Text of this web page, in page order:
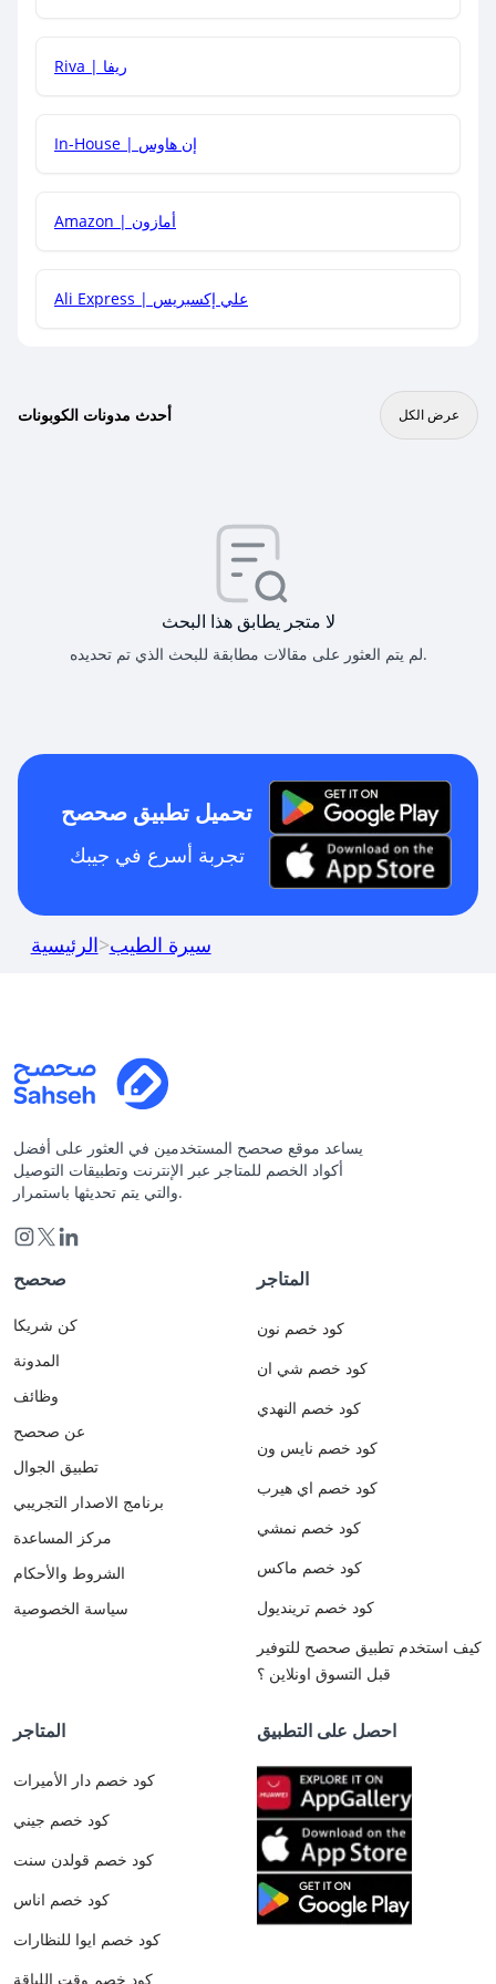
هل يمكنني جمع كود خصم مع العروض الأخرى؟
Riva | ريفا
In-House | إن هاوس
Amazon | أمازون
Ali Express | علي إكسبريس
أحدث مدونات الكوبونات عرض الكل
لا متجر يطابق هذا البحث
لم يتم العثور على مقالات مطابقة للبحث الذي تم تحديده.
تحميل تطبيق صحصح
تجربة أسرع في جيبك
الرئيسية>سيرة الطيب
يساعد موقع صحصح المستخدمين في العثور على أفضل
أكواد الخصم للمتاجر عبر الإنترنت وتطبيقات التوصيل
والتي يتم تحديثها باستمرار.
صحصح
كن شريكا
المدونة
وظائف
عن صحصح
تطبيق الجوال
برنامج الاصدار التجريبي
مركز المساعدة
الشروط والأحكام
سياسة الخصوصية
المتاجر
كود خصم نون
كود خصم شي ان
كود خصم النهدي
كود خصم نايس ون
كود خصم اي هيرب
كود خصم نمشي
كود خصم ماكس
كود خصم ترينديول
كيف استخدم تطبيق صحصح للتوفير
قبل التسوق اونلاين ؟
المتاجر
كود خصم دار الأميرات
كود خصم جيني
كود خصم قولدن سنت
كود خصم اناس
كود خصم ايوا للنظارات
كود خصم وقت اللياقة
احصل على التطبيق